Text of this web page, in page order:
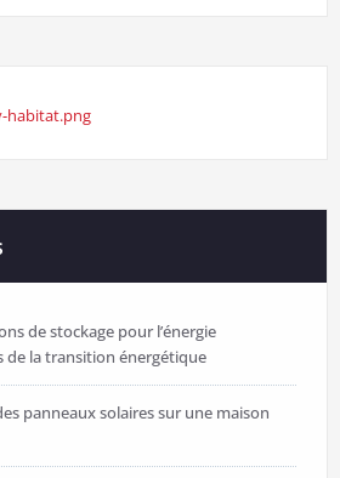
habitat.png
de stockage pour l’énergie
de la transition énergétique
panneaux solaires sur une maison